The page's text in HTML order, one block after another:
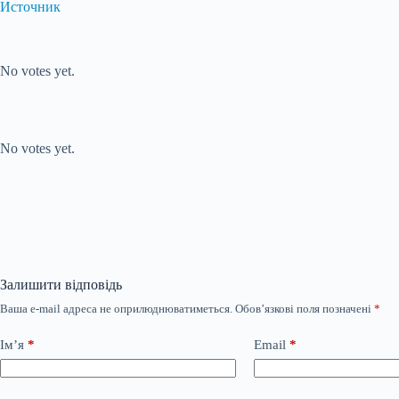
Источник
No votes yet.
No votes yet.
Залишити відповідь
Ваша e-mail адреса не оприлюднюватиметься. Обов’язкові поля позначені *
Ім’я * Email *